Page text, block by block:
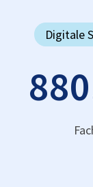
Digitale